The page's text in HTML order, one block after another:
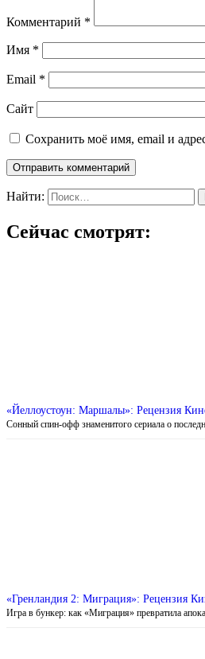
Комментарий *
Имя *
Email *
Сайт
Сохранить моё имя, email и
Найти:
Сейчас смотрят:
«Йеллоустоун: Маршалы»: Рецензия
Сонный спин-офф знаменитого сериала о
«Гренландия 2: Миграция»: Рецензия
Игра в бункер: как «Миграция» превратила